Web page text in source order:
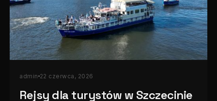
admin 22 czerwca, 2026
Rejsy dla turystów w Szczecinie